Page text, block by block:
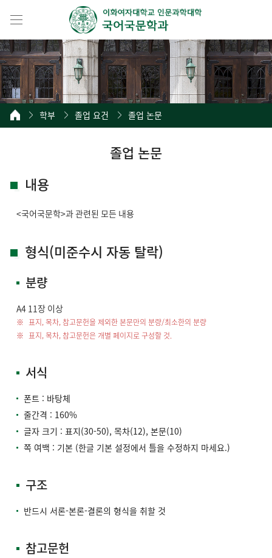
학부 졸업 요건 졸업 논문
졸업 논문
내용
<국어국문학>과 관련된 모든 내용
형식(미준수시 자동 탈락)
분량
A4 11장 이상
표지, 목차, 참고문헌을 제외한 본문만의 분량/최소한의 분량
표지, 목차, 참고문헌은 개별 페이지로 구성할 것.
서식
폰트 : 바탕체
줄간격 : 160%
글자 크기 : 표지(30-50), 목차(12), 본문(10)
쪽 여백 : 기본 (한글 기본 설정에서 틀을 수정하지 마세요.)
구조
반드시 서론-본론-결론의 형식을 취할 것
참고문헌